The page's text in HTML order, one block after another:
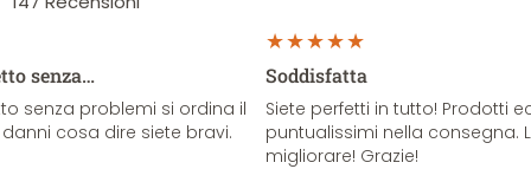
senza…
senza problemi si ordina il
cosa dire siete bravi.
Soddisfatta
Siete perfetti in tutto! Prodotti
puntualissimi nella consegna.
migliorare! Grazie!